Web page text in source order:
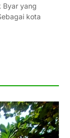
Byar yang
kota